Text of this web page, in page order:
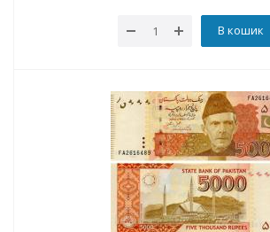
В кошик